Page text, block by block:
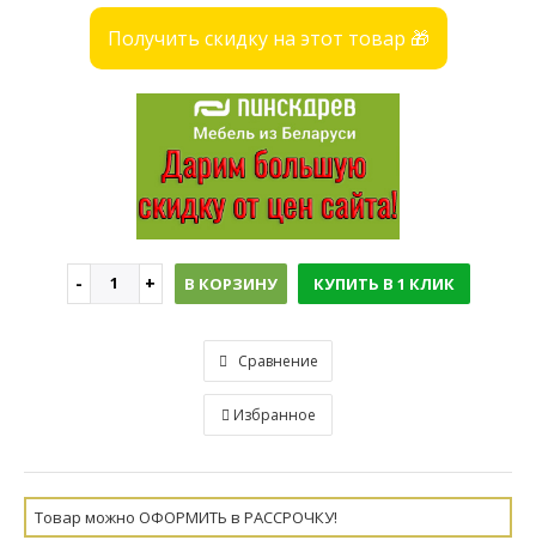
Получить скидку на этот товар 🎁
В КОРЗИНУ КУПИТЬ В 1 КЛИК
Сравнение
Избранное
Товар можно ОФОРМИТЬ в РАССРОЧКУ!